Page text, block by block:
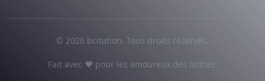
© 2026 bcitation. Tous droits réservés.
Fait avec ♥ pour les amoureux des lettres.